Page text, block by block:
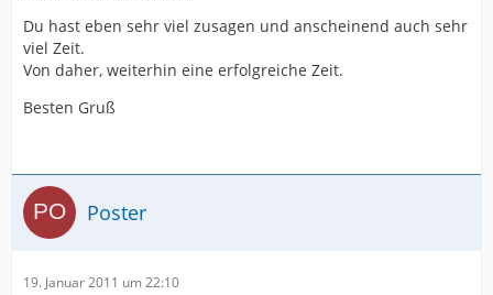
Du hast eben sehr viel zusagen und anscheinend auch sehr
viel Zeit.
Von daher, weiterhin eine erfolgreiche Zeit.
Besten Gruß
Poster
19. Januar 2011 um 22:10